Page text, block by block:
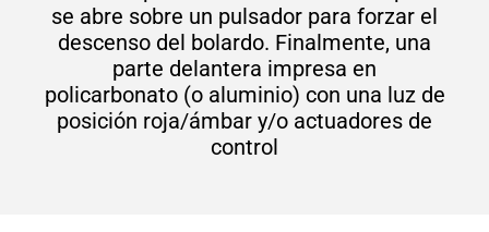
se abre sobre un pulsador para forzar el
descenso del bolardo. Finalmente, una
parte delantera impresa en
policarbonato (o aluminio) con una luz de
posición roja/ámbar y/o actuadores de
control